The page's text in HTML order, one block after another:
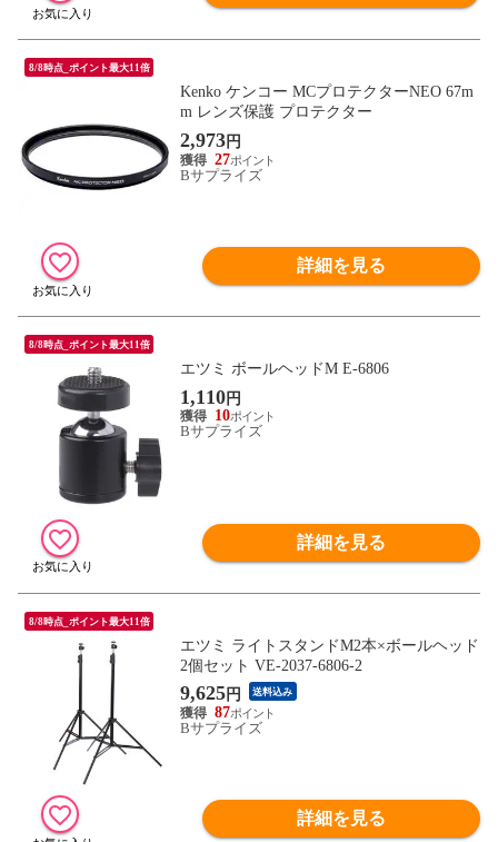
8/8時点_ポイント最大11倍
Kenko ケンコー MCプロテクターNEO 67m
m レンズ保護 プロテクター
2,973円
27
Bサプライズ
詳細を見る
8/8時点_ポイント最大11倍
エツミ ボールヘッドM E-6806
1,110円
10
Bサプライズ
詳細を見る
8/8時点_ポイント最大11倍
エツミ ライトスタンドM2本×ボールヘッド
2個セット VE-2037-6806-2
9,625円 送料込み
87
Bサプライズ
詳細を見る